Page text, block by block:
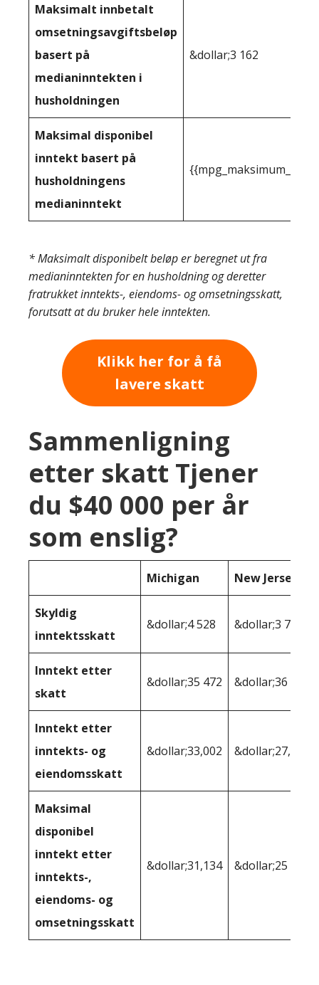
Maksimalt innbetalt
omsetningsavgiftsbeløp
basert på
medianinntekten i
husholdningen
&dollar;3 162
Maksimal disponibel
inntekt basert på
husholdningens
medianinntekt
* Maksimalt disponibelt beløp er beregnet ut fra
medianinntekten for en husholdning og deretter
fratrukket inntekts-, eiendoms- og omsetningsskatt,
forutsatt at du bruker hele inntekten.
Klikk her for å få
lavere skatt
Sammenligning
etter skatt Tjener
du $40 000 per år
som enslig?
Michigan New Jersey
Skyldig
inntektsskatt
&dollar;4 528 &dollar;3 723
Inntekt etter
skatt
&dollar;35 472 &dollar;36 277
Inntekt etter
inntekts- og
eiendomsskatt
&dollar;33,002 &dollar;27,314
Maksimal
disponibel
inntekt etter
inntekts-,
eiendoms- og
omsetningsskatt
&dollar;31,134 &dollar;25 623